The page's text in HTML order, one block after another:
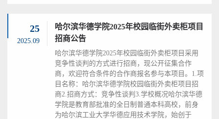
25
2025.09
哈尔滨华德学院2025年校园临街外卖柜项目
招商公告
哈尔滨华德学院2025年校园临街外卖柜项目采用
竞争性谈判的方式进行招商，现公开征集合作
商，欢迎符合条件的合作商报名参与本项目。1.项
目名称：哈尔滨华德学院校园临街外卖柜项目招
商2.招商方式：竞争性谈判3.学校概况哈尔滨华德
学院是教育部批准的全日制普通本科高校，前身
为哈尔滨工业大学华德应用技术学院，始创于